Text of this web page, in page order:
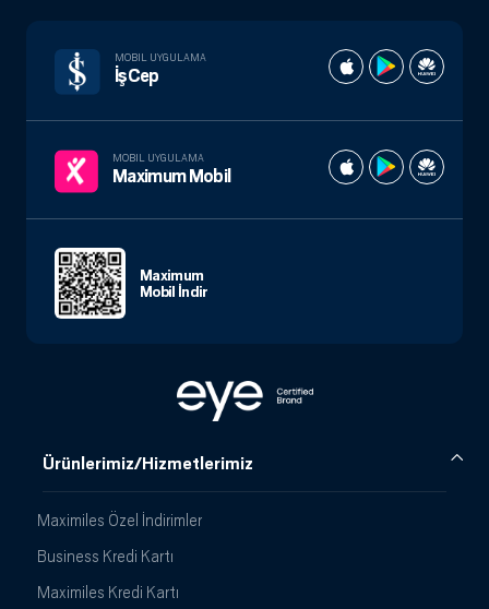
Ürünlerimiz/Hizmetlerimiz
Maximiles Özel İndirimler
Business Kredi Kartı
Maximiles Kredi Kartı
MOBIL UYGULAMA
İşCep
MOBIL UYGULAMA
Maximum Mobil
Maximum
Mobil İndir